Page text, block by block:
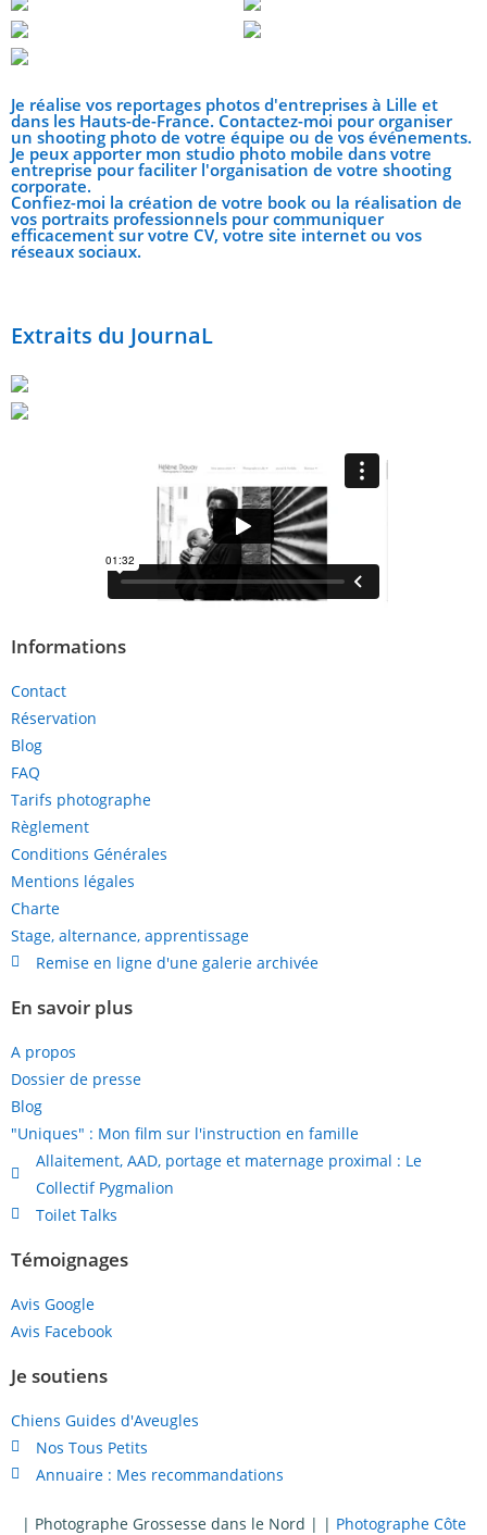
Je réalise vos reportages photos d'entreprises à Lille et
dans les Hauts-de-France. Contactez-moi pour organiser
un shooting photo de votre équipe ou de vos événements.
Je peux apporter mon studio photo mobile dans votre
entreprise pour faciliter l'organisation de votre shooting
corporate.
Confiez-moi la création de votre book ou la réalisation de
vos portraits professionnels pour communiquer
efficacement sur votre CV, votre site internet ou vos
réseaux sociaux.
Extraits du JournaL
Informations
Contact
Réservation
Blog
FAQ
Tarifs photographe
Règlement
Conditions Générales
Mentions légales
Charte
Stage, alternance, apprentissage
Remise en ligne d'une galerie archivée
En savoir plus
A propos
Dossier de presse
Blog
"Uniques" : Mon film sur l'instruction en famille
Allaitement, AAD, portage et maternage proximal : Le
Collectif Pygmalion
Toilet Talks
Témoignages
Avis Google
Avis Facebook
Je soutiens
Chiens Guides d'Aveugles
Nos Tous Petits
Annuaire : Mes recommandations
| Photographe Grossesse dans le Nord | | Photographe Côte